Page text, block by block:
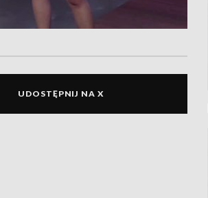
UDOSTĘPNIJ NA X